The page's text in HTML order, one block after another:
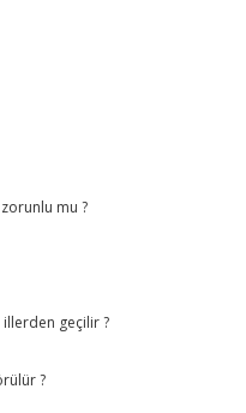
mu ?
geçilir ?
?